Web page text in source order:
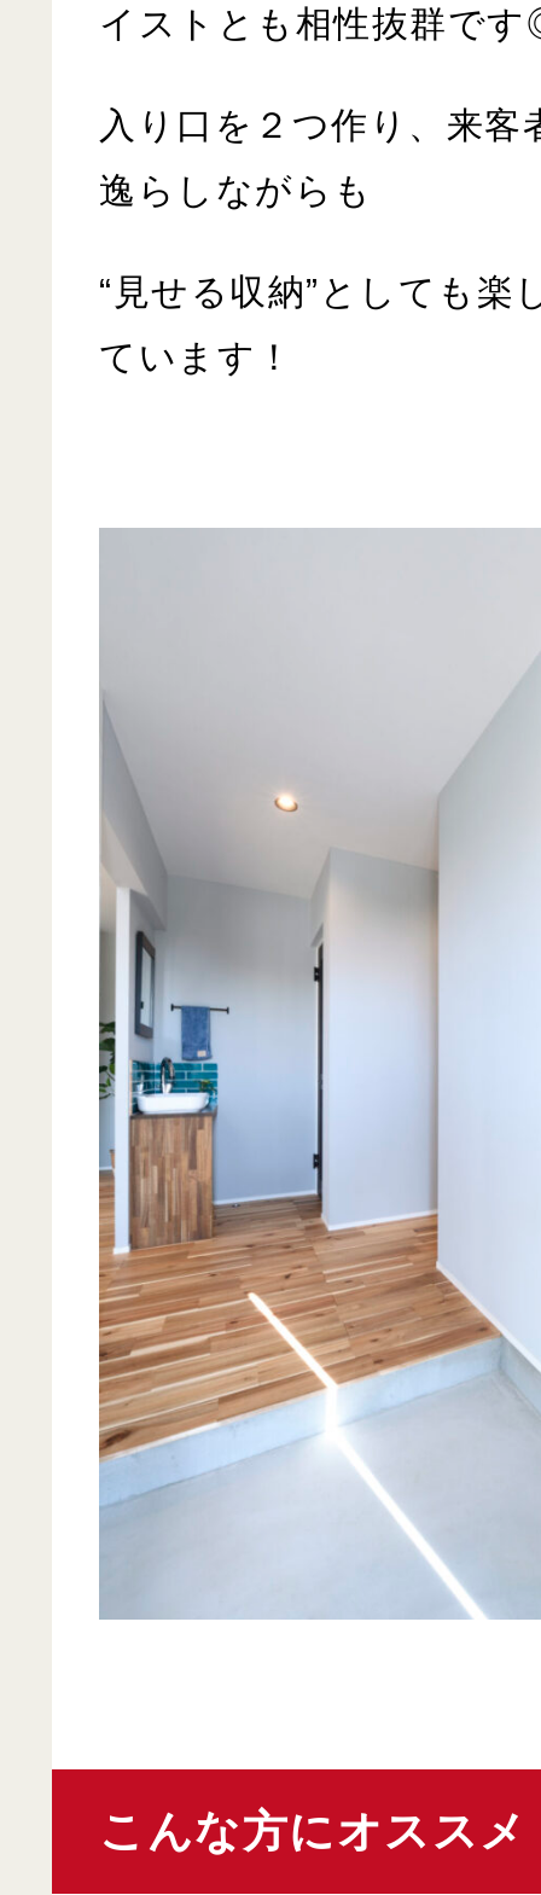
イストとも相性抜群で
入り口を２つ作り、来客
逸らしながらも
“ 見せる収納” としても楽
ています！
こんな方にオススメ